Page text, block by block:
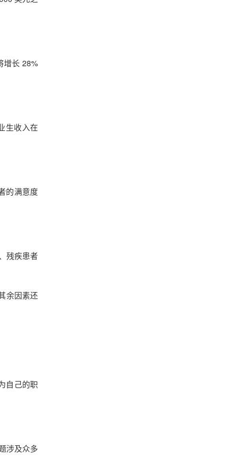
增长 28%
生收入在
的满意度
残疾患者
余因素还
自己的职
涉及众多